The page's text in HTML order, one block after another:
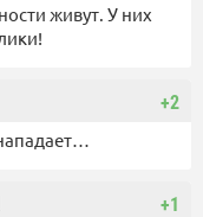
живут. У них
+2
+1